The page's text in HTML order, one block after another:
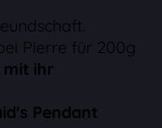
Pierre für 200g
mit ihr
Pendant